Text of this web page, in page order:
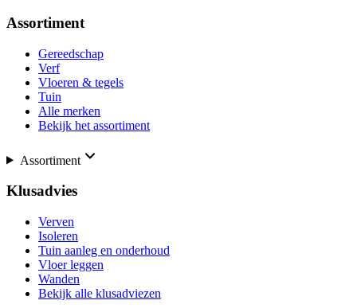
Assortiment
Gereedschap
Verf
Vloeren & tegels
Tuin
Alle merken
Bekijk het assortiment
Assortiment
Klusadvies
Verven
Isoleren
Tuin aanleg en onderhoud
Vloer leggen
Wanden
Bekijk alle klusadviezen